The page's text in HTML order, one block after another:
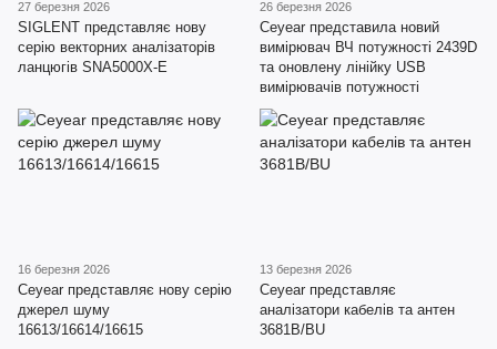
27 березня 2026
SIGLENT представляє нову
серію векторних аналізаторів
ланцюгів SNA5000X-E
26 березня 2026
Ceyear представила новий
вимірювач ВЧ потужності 2439D
та оновлену лінійку USB
вимірювачів потужності
16 березня 2026
Ceyear представляє нову серію
джерел шуму
16613/16614/16615
13 березня 2026
Ceyear представляє
аналізатори кабелів та антен
3681B/BU